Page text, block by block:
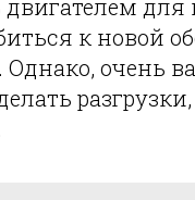
к новой
очень